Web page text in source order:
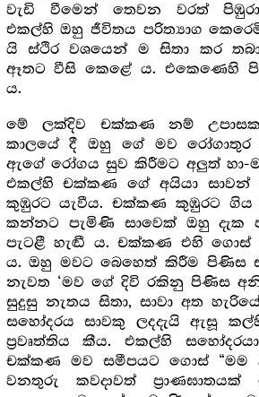
වැඩි වීමෙන් තෙවන වරත්
එකල්හි ඔහු ජීවිතය පරිත්‍යාග
යි ස්ථිර වශයෙන් ම සිතා කර
ඈතට වීසි කෙළේ ය. එකෙණෙහි
ය.
මේ ලක්දිව චක්කණ නම්
කාලයේ දී ඔහු ගේ මව රෝගාතුර
ඇගේ රෝගය සුව කිරීමට අලුත් හා-
එකල්හි චක්කණ ගේ අයියා
කුඹුරට යැවීය. චක්කණ කුඹුරට
කන්නට පැමිණි සාවෙක් ඔහු දැක
පැටළී හැඬී ය. චක්කණ එහි ගොස්
ය. ඔහු මවට බෙහෙත් කිරීම පිණිස
නැවත ‘මව ගේ දිවි රකිනු පිණිස
සුදුසු නැතය සිතා, සාවා අත
සහෝදරය සාවකු ලදදැයි ඇසූ
ප්‍ර‍වෘත්තිය කීය. එකල්හි
චක්කණ මව සමීපයට ගොස් “මම
වනතුරු කවදාවත්